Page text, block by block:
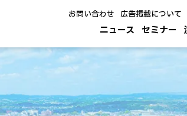
ニュース セミナー
お問い合わせ 広告掲載について